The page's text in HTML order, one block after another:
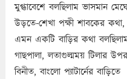
মুগ্ধাবেশে বলছিলাম ভাসমান
উড়তে-শেখা পক্ষী শাবকের কথা,
এমন একটি বাড়ির কথা
গাছপালা, লতাগুল্মময় টিলার
বিনীত, বাংলো প্যাটার্নের বাড়িতে